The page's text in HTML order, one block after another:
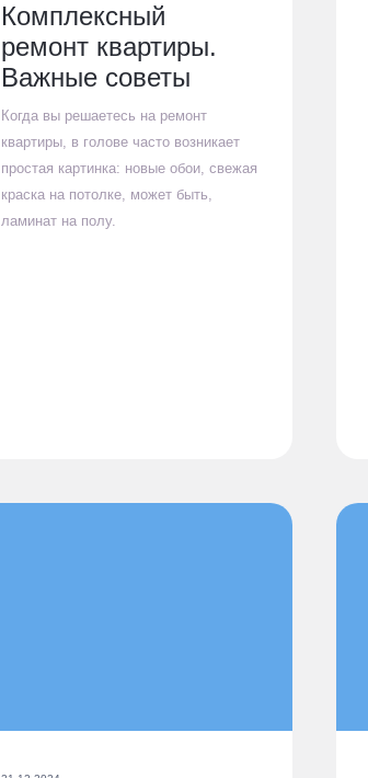
Комплексный
ремонт квартиры.
Важные советы
Когда вы решаетесь на ремонт
квартиры, в голове часто возникает
простая картинка: новые обои, свежая
краска на потолке, может быть,
ламинат на полу.